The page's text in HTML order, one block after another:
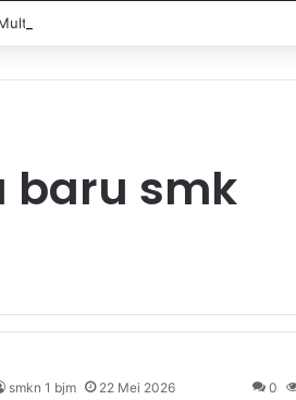
SMK Negeri 1 Banjarmasin
baru smk
smkn 1 bjm 22 Mei 2026 0